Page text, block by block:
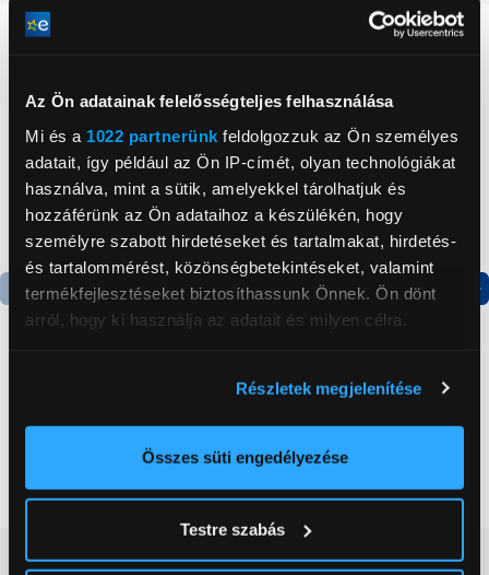
Az Ön adatainak felelősségteljes felhasználása
Mi és a 1022 partnerünk feldolgozzuk az Ön személyes
adatait, így például az Ön IP-címét, olyan technológiákat
használva, mint a sütik, amelyekkel tárolhatjuk és
hozzáférünk az Ön adataihoz a készülékén, hogy
személyre szabott hirdetéseket és tartalmakat, hirdetés-
és tartalommérést, közönségbetekintéseket, valamint
termékfejlesztéseket biztosíthassunk Önnek. Ön dönt
arról, hogy ki használja az adatait és milyen célra.
elhelyezkedéséről pár méteres pontossággal
Az Ön készülékén beazonosítása annak konkrét
módjairól és adja meg preferenciáit aRészletek
pontban. Bármikor módosíthatja vagy visszavonhatja a
Részletek megjelenítése
Összes süti engedélyezése
Testre szabás
Termék adatlap Termék adatlap
Gorenje N619EAXL4
179 999 Ft
Vásárlói vélemények(0)